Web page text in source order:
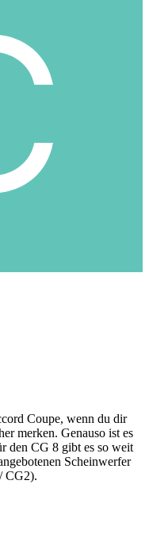
Coupe, wenn du dir
merken. Genauso ist es
den CG 8 gibt es so weit
Scheinwerfer
CG2).